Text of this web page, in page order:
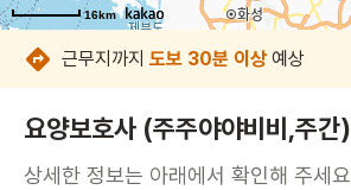
16km
16km
16km
16km
16km
16km
16km
16km
근무지까지 도보 30분 이상 예상
요양보호사 (주주야야비비,주간)
상세한 정보는 아래에서 확인해 주세요